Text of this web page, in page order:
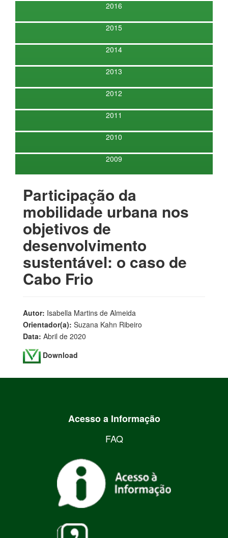
2016
2015
2014
2013
2012
2011
2010
2009
Participação da
mobilidade urbana nos
objetivos de
desenvolvimento
sustentável: o caso de
Cabo Frio
Autor: Isabella Martins de Almeida
Orientador(a): Suzana Kahn Ribeiro
Data: Abril de 2020
Download
Acesso a Informação
FAQ